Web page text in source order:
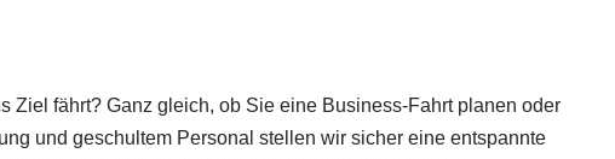
Ziel fährt? Ganz gleich, ob Sie eine Business-Fahrt planen oder
und geschultem Personal stellen wir sicher eine entspannte